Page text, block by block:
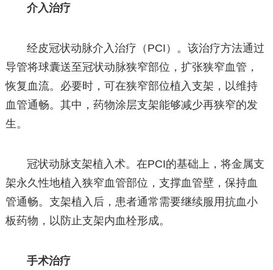
介入治疗
经皮冠状动脉介入治疗（PCI）。该治疗方法通过
导管将球囊送至冠状动脉狭窄部位，扩张狭窄血管，
恢复血流。必要时，可在狭窄部位植入支架，以维持
血管通畅。其中，药物涂层支架能够减少再狭窄的发
生。
冠状动脉支架植入术。在PCI的基础上，将金属支
架永久性地植入狭窄血管部位，支撑血管壁，保持血
管通畅。支架植入后，患者通常需要继续服用抗血小
板药物，以防止支架内血栓形成。
手术治疗